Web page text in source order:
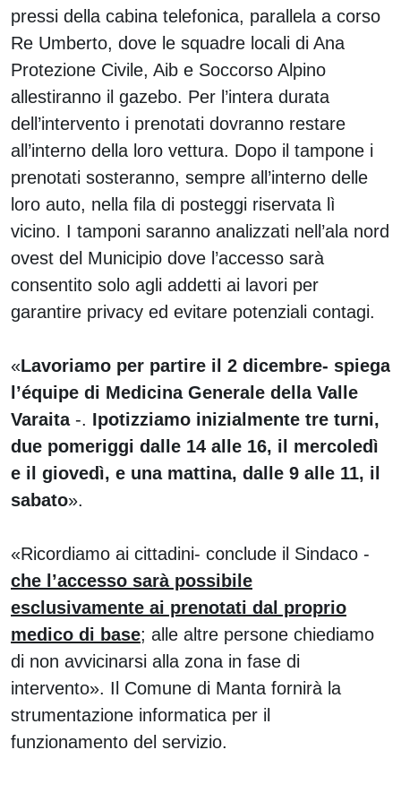
pressi della cabina telefonica, parallela a corso
Re Umberto, dove le squadre locali di Ana
Protezione Civile, Aib e Soccorso Alpino
allestiranno il gazebo. Per l’intera durata
dell’intervento i prenotati dovranno restare
all’interno della loro vettura. Dopo il tampone i
prenotati sosteranno, sempre all’interno delle
loro auto, nella fila di posteggi riservata lì
vicino. I tamponi saranno analizzati nell’ala nord
ovest del Municipio dove l’accesso sarà
consentito solo agli addetti ai lavori per
garantire privacy ed evitare potenziali contagi.
«Lavoriamo per partire il 2 dicembre- spiega
l’équipe di Medicina Generale della Valle
Varaita -. Ipotizziamo inizialmente tre turni,
due pomeriggi dalle 14 alle 16, il mercoledì
e il giovedì, e una mattina, dalle 9 alle 11, il
sabato».
«Ricordiamo ai cittadini- conclude il Sindaco -
che l’accesso sarà possibile
esclusivamente ai prenotati dal proprio
medico di base; alle altre persone chiediamo
di non avvicinarsi alla zona in fase di
intervento». Il Comune di Manta fornirà la
strumentazione informatica per il
funzionamento del servizio.